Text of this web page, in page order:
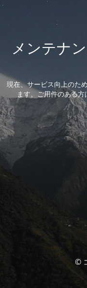
メンテナ
現在、サービス向上のた
ます。ご用件のある方
©